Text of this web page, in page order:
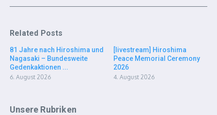
Related Posts
81 Jahre nach Hiroshima und
Nagasaki – Bundesweite
Gedenkaktionen ...
6. August 2026
[livestream] Hiroshima
Peace Memorial Ceremony
2026
4. August 2026
Unsere Rubriken